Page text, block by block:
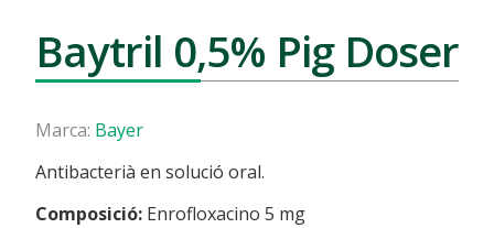
Baytril 0,5% Pig Doser
Marca: Bayer
Antibacterià en solució oral.
Composició: Enrofloxacino 5 mg